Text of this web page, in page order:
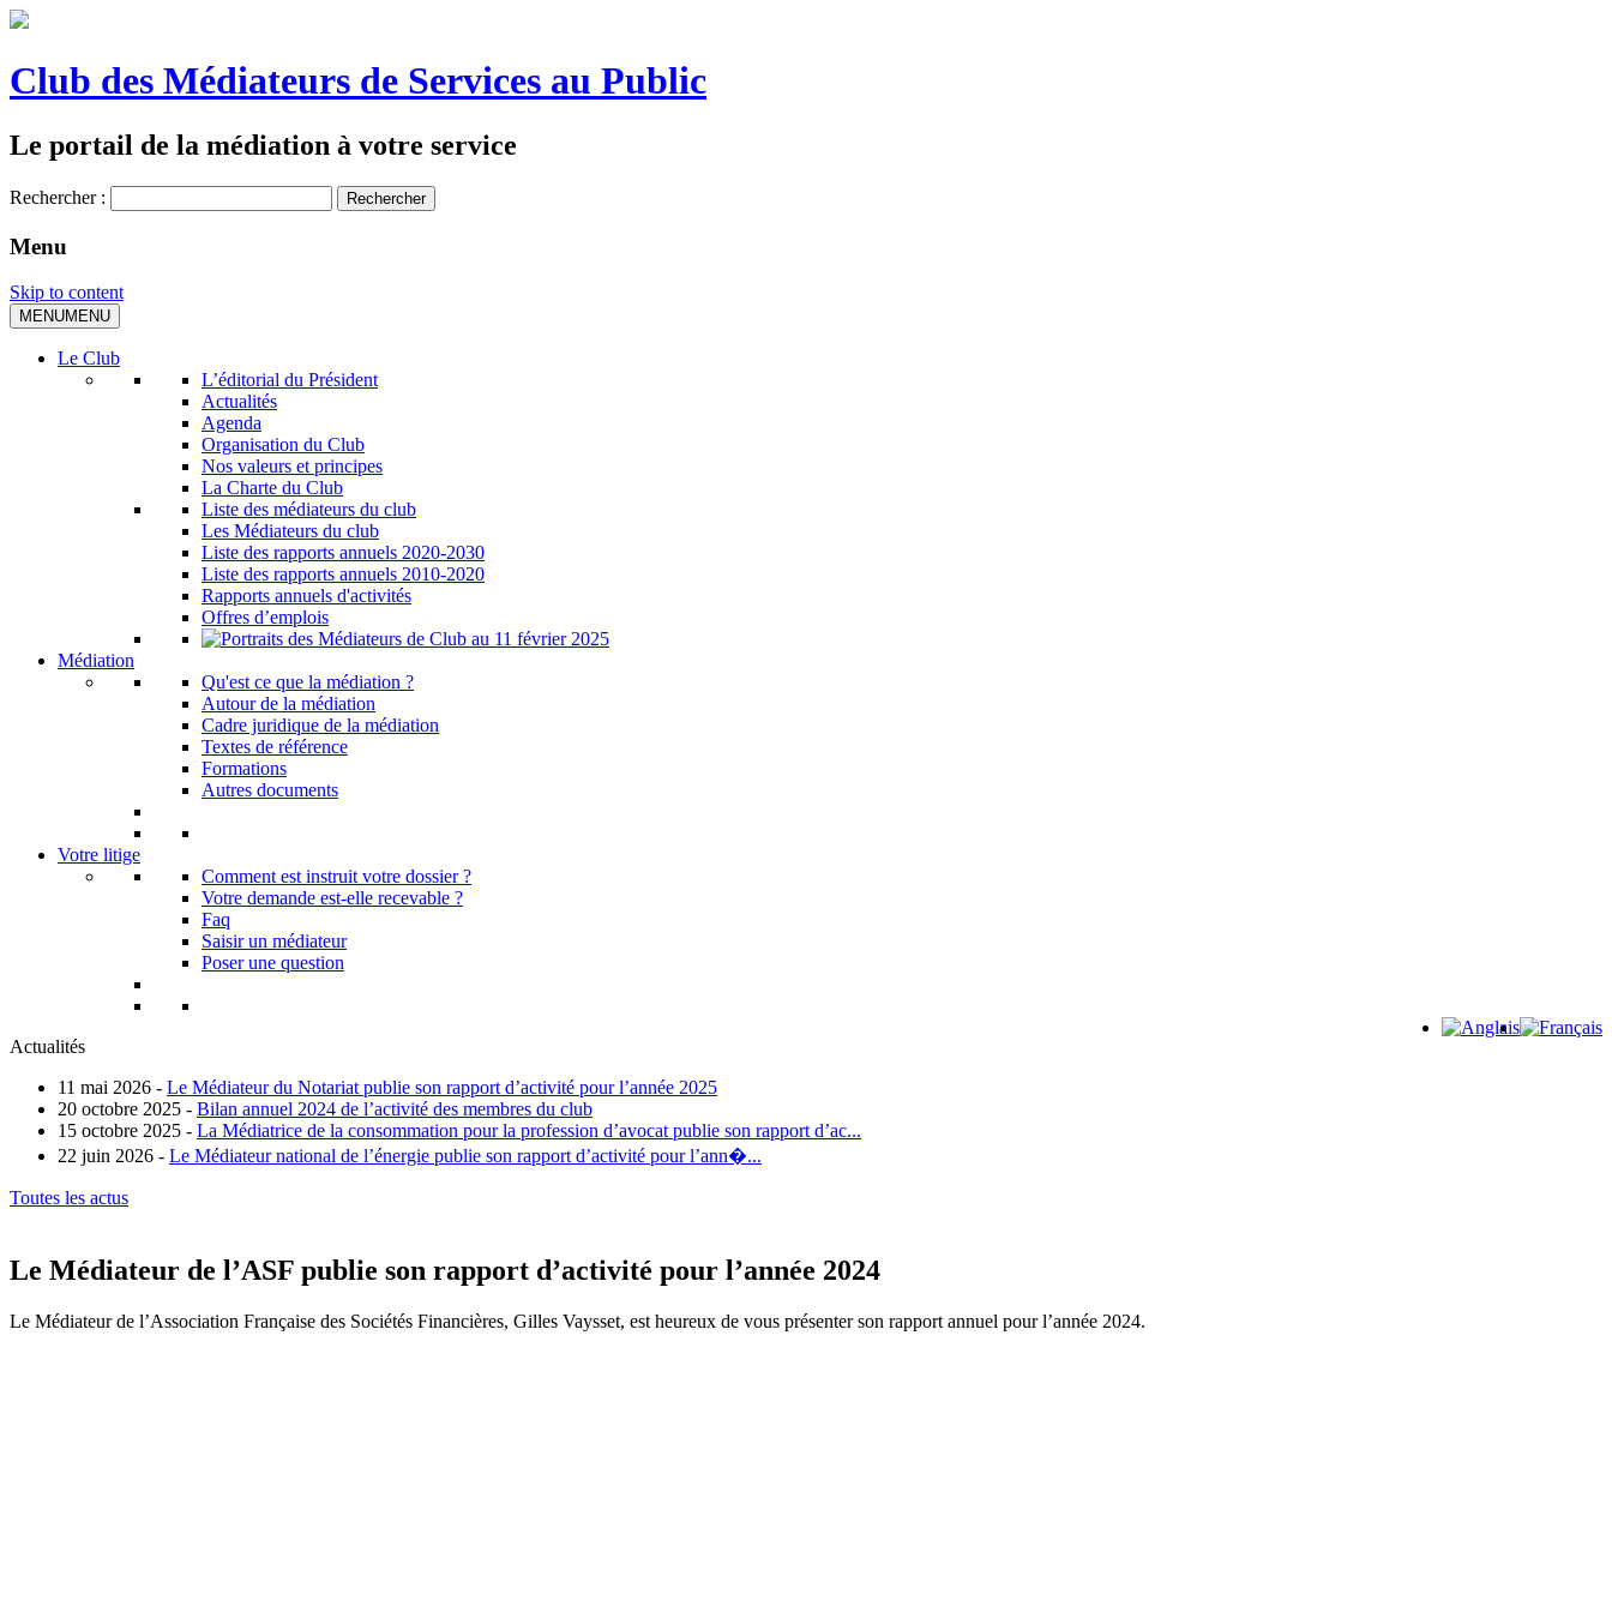
Club des Médiateurs de Services au Public
Le portail de la médiation à votre service
Rechercher :
Menu
Skip to content
MENUMENU
Le Club
L’éditorial du Président
Actualités
Agenda
Organisation du Club
Nos valeurs et principes
La Charte du Club
Liste des médiateurs du club
Les Médiateurs du club
Liste des rapports annuels 2020-2030
Liste des rapports annuels 2010-2020
Rapports annuels d'activités
Offres d’emplois
Médiation
Qu'est ce que la médiation ?
Autour de la médiation
Cadre juridique de la médiation
Textes de référence
Formations
Autres documents
Votre litige
Comment est instruit votre dossier ?
Votre demande est-elle recevable ?
Faq
Saisir un médiateur
Poser une question
Actualités
11 mai 2026 - Le Médiateur du Notariat publie son rapport d’activité pour l’année 2025
20 octobre 2025 - Bilan annuel 2024 de l’activité des membres du club
15 octobre 2025 - La Médiatrice de la consommation pour la profession d’avocat publie son rapport d’ac...
22 juin 2026 - Le Médiateur national de l’énergie publie son rapport d’activité pour l’ann�...
Toutes les actus
Le Médiateur de l’ASF publie son rapport d’activité pour l’année 2024
Le Médiateur de l’Association Française des Sociétés Financières, Gilles Vaysset, est heureux de vous présenter son rapport annuel pour l’année 2024.